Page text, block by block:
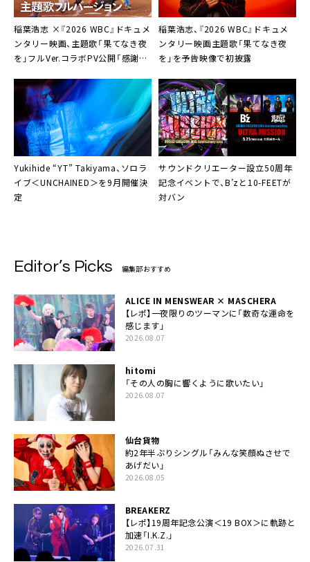
稲葉浩志 ×『2026 WBC』ドキュメ
ンタリー映画、主題歌「果てなき夜
を」フルVer.コラボPV公開「感謝の
稲葉浩志、『2026 WBC』ドキュメ
ンタリー映画主題歌「果てなき夜
を」を予告映像で初披露
Yukihide “YT” Takiyama、ソロラ
イブ＜UNCHAINED＞を9月開催決
定
サウンドクリエーター設立50周年
記念イベントで、B’zと10-FEETが
対バン
Editor’s Picks 編集部おすすめ
ALICE IN MENSWEAR × MASCHERA
【レポ】一夜限りのツーマンに「数奇な運命を
感じます」
2026.08.07
hitomi
「その人の胸に響くように歌いたい」
2026.08.07
仙台貨物
約2年半ぶりシングル「みんな笑顔ぬさせで
あげだい」
2026.08.05
BREAKERZ
【レポ】19周年記念公演＜19 BOX＞に軌跡と
加速「I.K.Z.」
2026.07.31